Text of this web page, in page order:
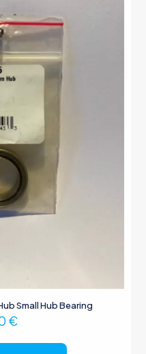
Small Hub Bearing
€